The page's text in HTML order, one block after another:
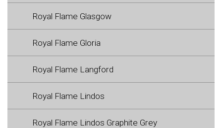
Royal Flame Glasgow
Royal Flame Gloria
Royal Flame Langford
Royal Flame Lindos
Royal Flame Lindos Graphite Grey